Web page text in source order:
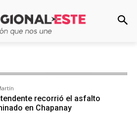
recorrió el asfalto
en Chapanay